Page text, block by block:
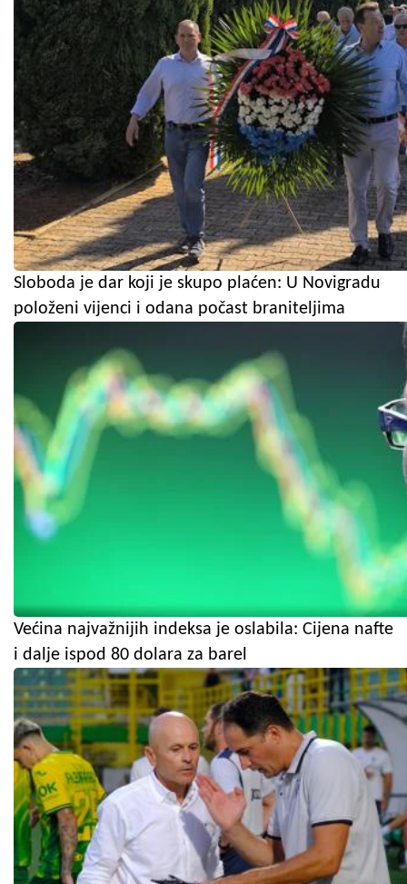
Sloboda je dar koji je skupo plaćen: U Novigradu
položeni vijenci i odana počast braniteljima
Većina najvažnijih indeksa je oslabila: Cijena nafte
i dalje ispod 80 dolara za barel